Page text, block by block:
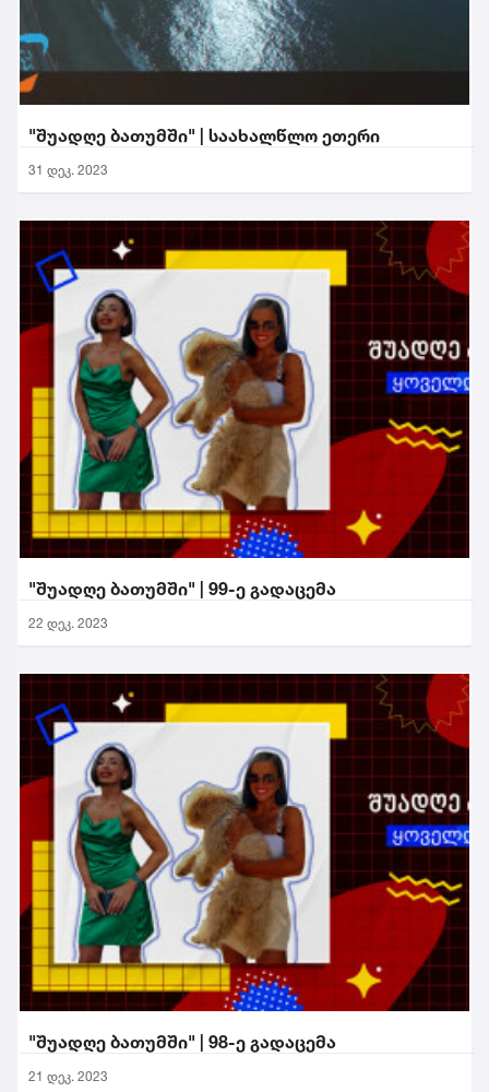
"შუადღე ბათუმში" | საახალწლო ეთერი
31 დეკ. 2023
"შუადღე ბათუმში" | 99-ე გადაცემა
22 დეკ. 2023
"შუადღე ბათუმში" | 98-ე გადაცემა
21 დეკ. 2023